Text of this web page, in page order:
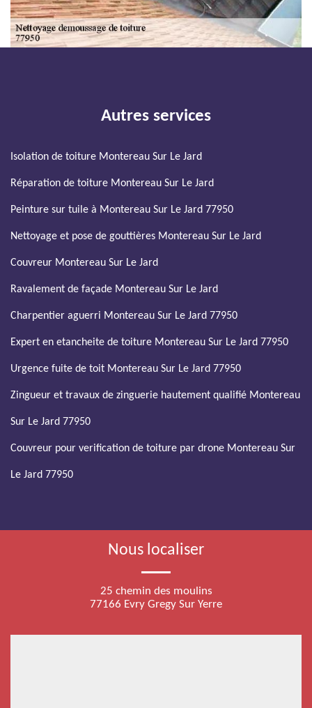
Autres services
Isolation de toiture Montereau Sur Le Jard
Réparation de toiture Montereau Sur Le Jard
Peinture sur tuile à Montereau Sur Le Jard 77950
Nettoyage et pose de gouttières Montereau Sur Le Jard
Couvreur Montereau Sur Le Jard
Ravalement de façade Montereau Sur Le Jard
Charpentier aguerri Montereau Sur Le Jard 77950
Expert en etancheite de toiture Montereau Sur Le Jard 77950
Urgence fuite de toit Montereau Sur Le Jard 77950
Zingueur et travaux de zinguerie hautement qualifié Montereau
Sur Le Jard 77950
Couvreur pour verification de toiture par drone Montereau Sur
Le Jard 77950
Nous localiser
25 chemin des moulins
77166 Evry Gregy Sur Yerre